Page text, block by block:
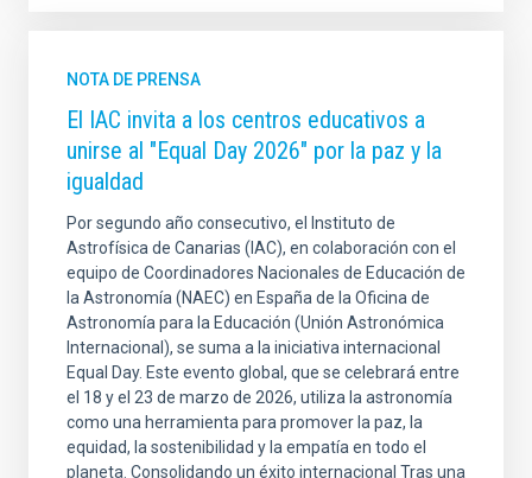
NOTA DE PRENSA
El IAC invita a los centros educativos a
unirse al "Equal Day 2026" por la paz y la
igualdad
Por segundo año consecutivo, el Instituto de
Astrofísica de Canarias (IAC), en colaboración con el
equipo de Coordinadores Nacionales de Educación de
la Astronomía (NAEC) en España de la Oficina de
Astronomía para la Educación (Unión Astronómica
Internacional), se suma a la iniciativa internacional
Equal Day. Este evento global, que se celebrará entre
el 18 y el 23 de marzo de 2026, utiliza la astronomía
como una herramienta para promover la paz, la
equidad, la sostenibilidad y la empatía en todo el
planeta. Consolidando un éxito internacional Tras una